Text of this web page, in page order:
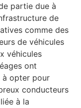
partie due à
de
comme des
de véhicules
véhicules
ont
à opter pour
conducteurs
à la